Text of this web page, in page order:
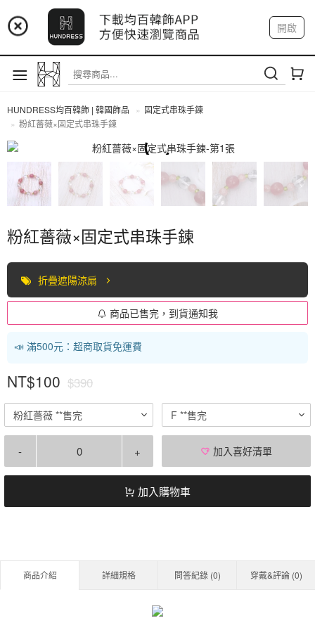
📢 市集預告：9/4-9/6 淡水捷運站
📢 市集預告：9/12-9/13 八里海巡基地
📢 市集預告：8/22-8/23 桃園青埔置地廣場
開啟
註冊 我的帳戶
HUNDRESS均百韓飾 | 韓國飾品
固定式串珠手鍊
粉紅薔薇×固定式串珠手鍊
固定式串珠手鍊
粉紅薔薇×固定式串珠手鍊
折疊遮陽涼扇
商品已售完，到貨通知我
📣 滿500元：超商取貨免運費
NT$100 $390
粉紅薔薇 **售完 F **售完
- + 加入喜好清單
加入購物車
商品介紹 詳細規格 問答紀錄 (0) 穿戴&評論 (0)